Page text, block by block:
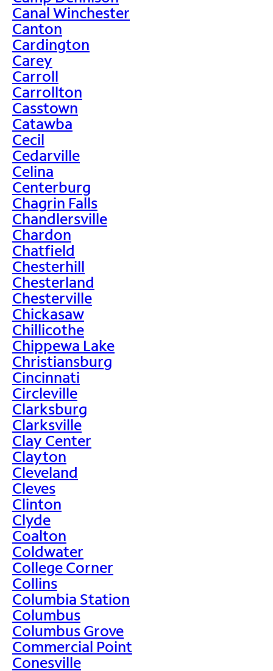
Canal Winchester
Canton
Cardington
Carey
Carroll
Carrollton
Casstown
Catawba
Cecil
Cedarville
Celina
Centerburg
Chagrin Falls
Chandlersville
Chardon
Chatfield
Chesterhill
Chesterland
Chesterville
Chickasaw
Chillicothe
Chippewa Lake
Christiansburg
Cincinnati
Circleville
Clarksburg
Clarksville
Clay Center
Clayton
Cleveland
Cleves
Clinton
Clyde
Coalton
Coldwater
College Corner
Collins
Columbia Station
Columbus
Columbus Grove
Commercial Point
Conesville